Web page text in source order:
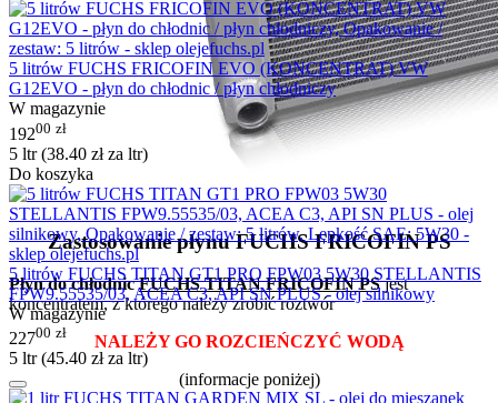
Zastosowanie płynu FUCHS FRICOFIN PS
Płyn do chłodnicFUCHS TITAN FRICOFIN PSjest
koncentratem, z którego należy zrobić roztwór
NALEŻY GO ROZCIEŃCZYĆ WODĄ
(informacje poniżej)
5 litrów FUCHS FRICOFIN EVO (KONCENTRAT) VW
G12EVO - płyn do chłodnic / płyn chłodniczy
W magazynie
19200 zł
5 ltr (38.40 złza ltr)
Do koszyka
5 litrów FUCHS TITAN GT1 PRO FPW03 5W30 STELLANTIS
FPW9.55535/03, ACEA C3, API SN PLUS - olej silnikowy
W magazynie
22700 zł
5 ltr (45.40 złza ltr)